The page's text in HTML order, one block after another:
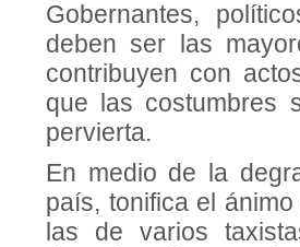
Gobernantes,
deben ser las
contribuyen con
que las costumbres
pervierta.
En medio de la
país, tonifica el
las de varios